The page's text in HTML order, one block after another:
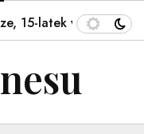
latek w stanie